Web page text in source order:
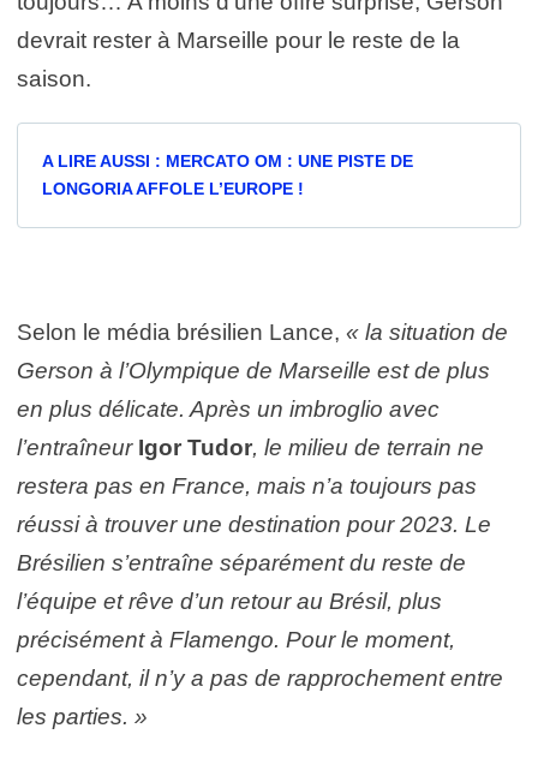
devrait rester à Marseille pour le reste de la
saison.
A LIRE AUSSI : MERCATO OM : UNE PISTE DE
LONGORIA AFFOLE L’EUROPE !
Selon le média brésilien Lance, « la situation de
Gerson à l’Olympique de Marseille est de plus
en plus délicate. Après un imbroglio avec
l’entraîneur Igor Tudor, le milieu de terrain ne
restera pas en France, mais n’a toujours pas
réussi à trouver une destination pour 2023. Le
Brésilien s’entraîne séparément du reste de
l’équipe et rêve d’un retour au Brésil, plus
précisément à Flamengo. Pour le moment,
cependant, il n’y a pas de rapprochement entre
les parties. »